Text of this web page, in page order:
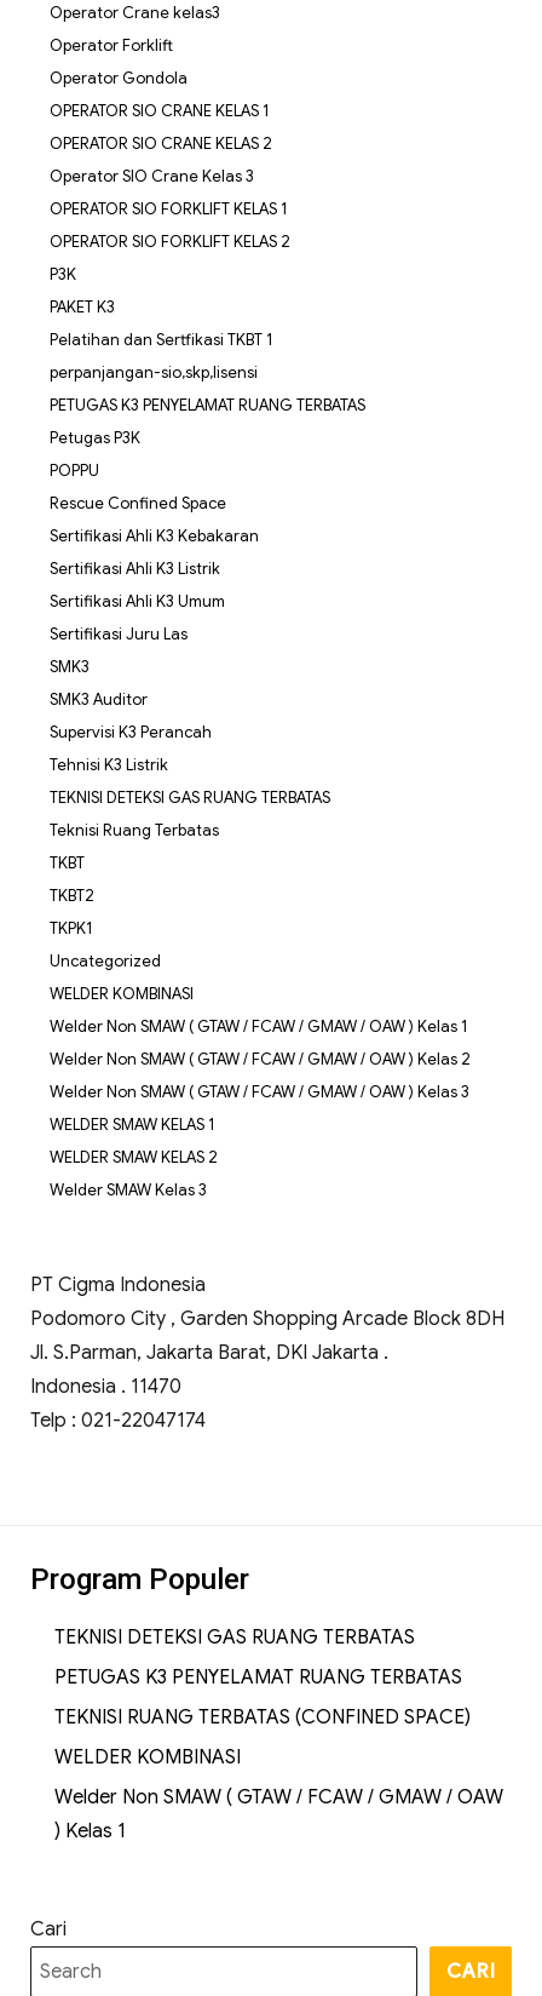
Operator Crane kelas3
Operator Forklift
Operator Gondola
OPERATOR SIO CRANE KELAS 1
OPERATOR SIO CRANE KELAS 2
Operator SIO Crane Kelas 3
OPERATOR SIO FORKLIFT KELAS 1
OPERATOR SIO FORKLIFT KELAS 2
P3K
PAKET K3
Pelatihan dan Sertfikasi TKBT 1
perpanjangan-sio,skp,lisensi
PETUGAS K3 PENYELAMAT RUANG TERBATAS
Petugas P3K
POPPU
Rescue Confined Space
Sertifikasi Ahli K3 Kebakaran
Sertifikasi Ahli K3 Listrik
Sertifikasi Ahli K3 Umum
Sertifikasi Juru Las
SMK3
SMK3 Auditor
Supervisi K3 Perancah
Tehnisi K3 Listrik
TEKNISI DETEKSI GAS RUANG TERBATAS
Teknisi Ruang Terbatas
TKBT
TKBT2
TKPK1
Uncategorized
WELDER KOMBINASI
Welder Non SMAW ( GTAW / FCAW / GMAW / OAW ) Kelas 1
Welder Non SMAW ( GTAW / FCAW / GMAW / OAW ) Kelas 2
Welder Non SMAW ( GTAW / FCAW / GMAW / OAW ) Kelas 3
WELDER SMAW KELAS 1
WELDER SMAW KELAS 2
Welder SMAW Kelas 3
PT Cigma Indonesia
Podomoro City , Garden Shopping Arcade Block 8DH
Jl. S.Parman, Jakarta Barat, DKI Jakarta .
Indonesia . 11470
Telp : 021-22047174
Program Populer
TEKNISI DETEKSI GAS RUANG TERBATAS
PETUGAS K3 PENYELAMAT RUANG TERBATAS
TEKNISI RUANG TERBATAS (CONFINED SPACE)
WELDER KOMBINASI
Welder Non SMAW ( GTAW / FCAW / GMAW / OAW
) Kelas 1
Cari
CARI